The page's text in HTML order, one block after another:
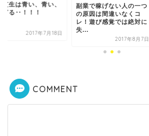
芝生は青い、青い、
ぎる‥！！！
2017年7月18日
副業で稼げない人の一つ
の原因は間違いなくコ
レ！遊び感覚では絶対に
失...
2017年8月7日
COMMENT